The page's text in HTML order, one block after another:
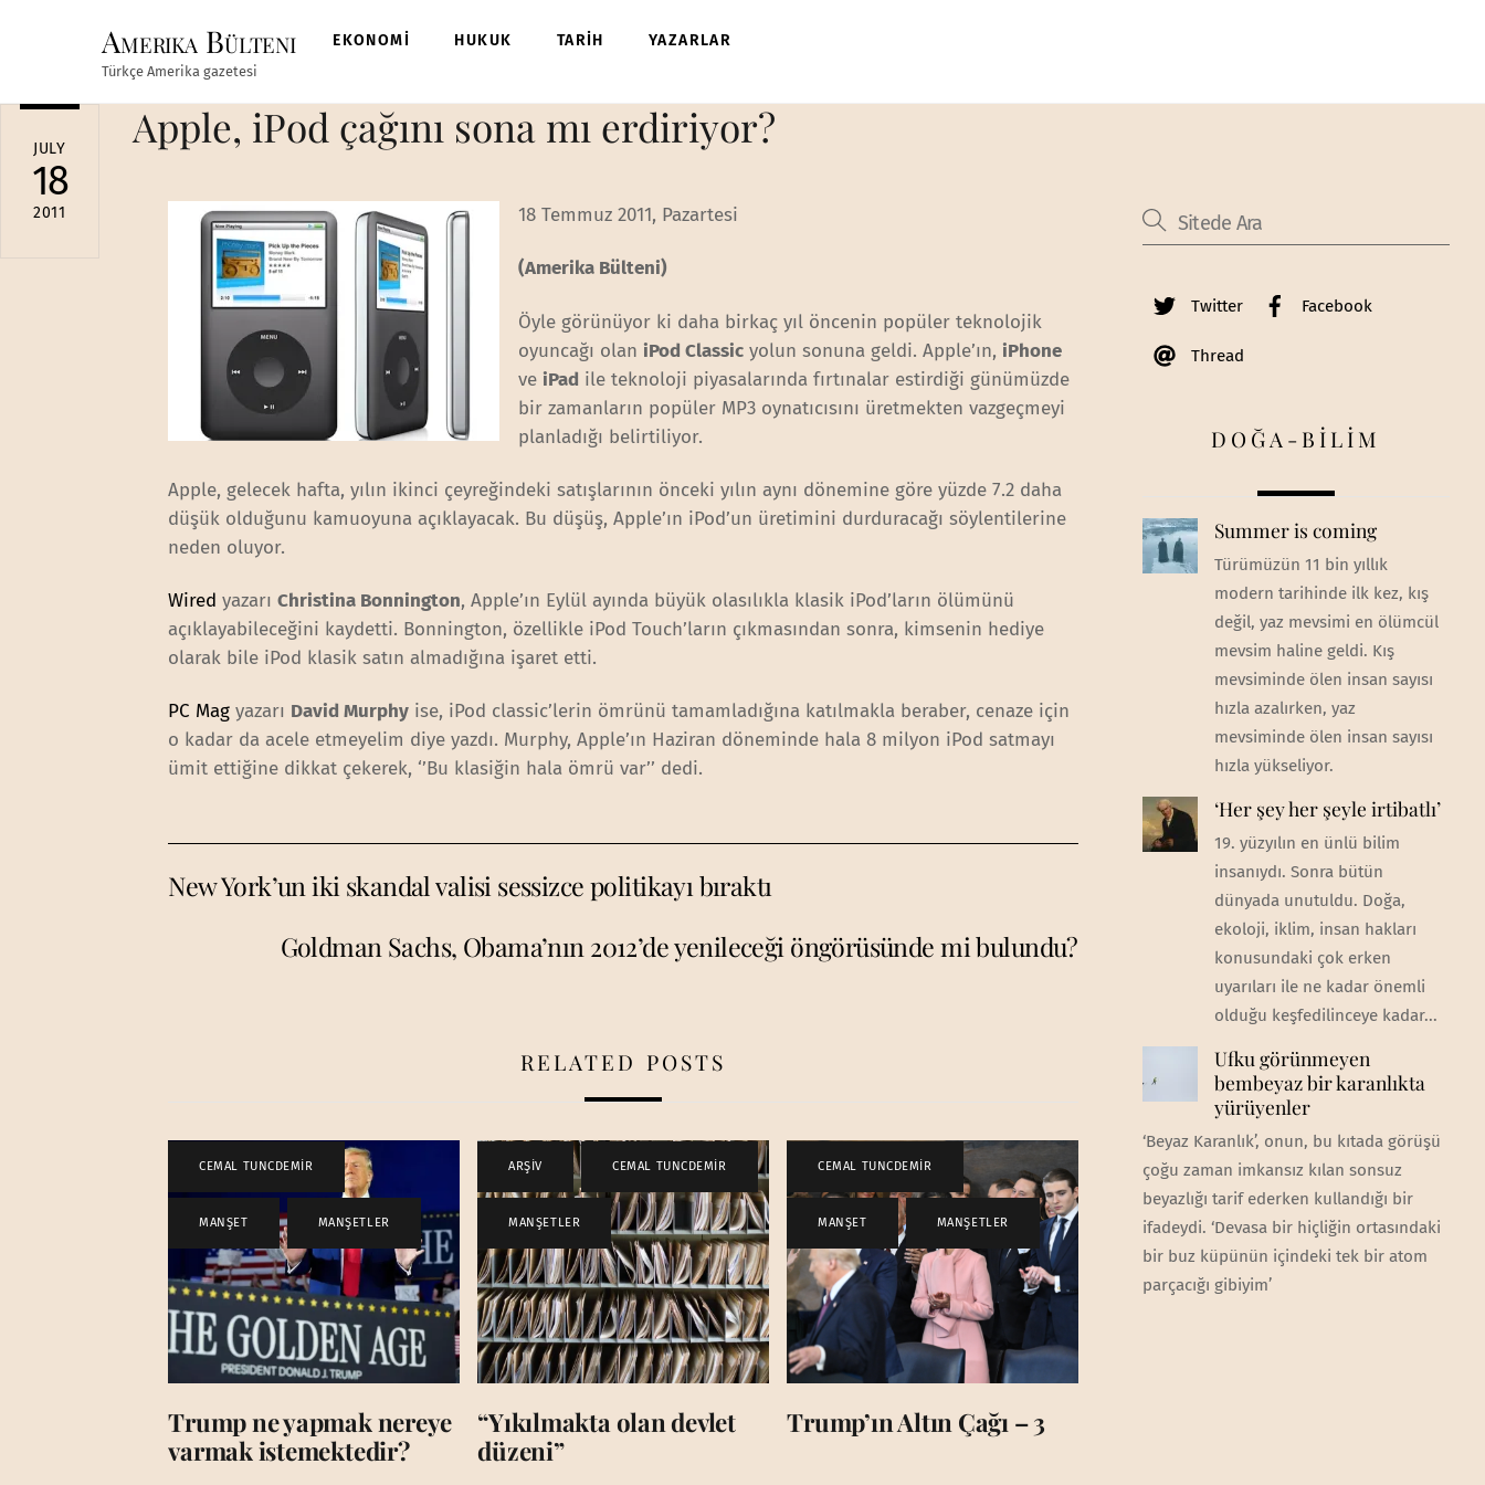
Amerika Bülteni
Türkçe Amerika gazetesi
EKONOMİ HUKUK TARİH YAZARLAR
JULY
18
2011
Apple, iPod çağını sona mı erdiriyor?
18 Temmuz 2011, Pazartesi
(Amerika Bülteni)
Öyle görünüyor ki daha birkaç yıl öncenin popüler teknolojik
oyuncağı olan iPod Classic yolun sonuna geldi. Apple’ın, iPhone
ve iPad ile teknoloji piyasalarında fırtınalar estirdiği günümüzde
bir zamanların popüler MP3 oynatıcısını üretmekten vazgeçmeyi
planladığı belirtiliyor.
Apple, gelecek hafta, yılın ikinci çeyreğindeki satışlarının önceki yılın aynı dönemine göre yüzde 7.2 daha
düşük olduğunu kamuoyuna açıklayacak. Bu düşüş, Apple’ın iPod’un üretimini durduracağı söylentilerine
neden oluyor.
Wired yazarıChristina Bonnington, Apple’ın Eylül ayında büyük olasılıkla klasik iPod’ların ölümünü
açıklayabileceğini kaydetti. Bonnington, özellikle iPod Touch’ların çıkmasından sonra, kimsenin hediye
olarak bile iPod klasik satın almadığına işaret etti.
PC Mag yazarı David Murphy ise, iPod classic’lerin ömrünü tamamladığına katılmakla beraber, cenaze için
o kadar da acele etmeyelim diye yazdı. Murphy, Apple’ın Haziran döneminde hala 8 milyon iPod satmayı
ümit ettiğine dikkat çekerek, ‘’Bu klasiğin hala ömrü var’’ dedi.
New York’un iki skandal valisi sessizce politikayı bıraktı
Goldman Sachs, Obama’nın 2012’de yenileceği öngörüsünde mi bulundu?
RELATED POSTS
CEMAL TUNCDEMİR ,
MANŞET , MANŞETLER
Trump ne yapmak nereye
varmak istemektedir?
ARŞİV , CEMAL TUNCDEMİR ,
MANŞETLER
“Yıkılmakta olan devlet
düzeni”
CEMAL TUNCDEMİR
MANŞET , MANŞETLER
Trump’ın Altın Çağı – 3
Twitter Facebook
Thread
DOĞA-BİLİM
Summer is coming
Türümüzün 11 bin yıllık
modern tarihinde ilk kez, kış
değil, yaz mevsimi en ölümcül
mevsim haline geldi. Kış
mevsiminde ölen insan sayısı
hızla azalırken, yaz
mevsiminde ölen insan sayısı
hızla yükseliyor.
‘Her şey her şeyle irtibatlı’
19. yüzyılın en ünlü bilim
insanıydı. Sonra bütün
dünyada unutuldu. Doğa,
ekoloji, iklim, insan hakları
konusundaki çok erken
uyarıları ile ne kadar önemli
olduğu keşfedilinceye kadar...
Ufku görünmeyen
bembeyaz bir karanlıkta
yürüyenler
‘Beyaz Karanlık’, onun, bu kıtada görüşü
çoğu zaman imkansız kılan sonsuz
beyazlığı tarif ederken kullandığı bir
ifadeydi. ‘Devasa bir hiçliğin ortasındaki
bir buz küpünün içindeki tek bir atom
parçacığı gibiyim’